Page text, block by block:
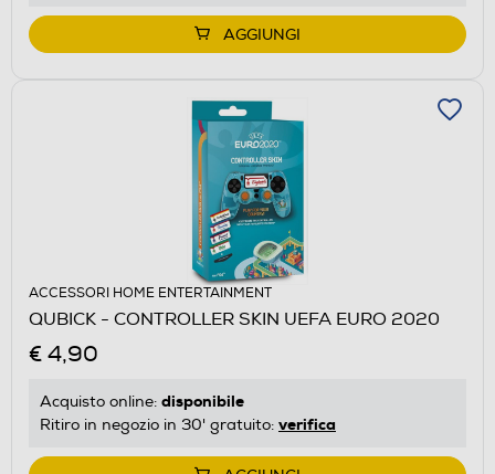
AGGIUNGI
ACCESSORI HOME ENTERTAINMENT
QUBICK - CONTROLLER SKIN UEFA EURO 2020
€ 4,90
Acquisto online: disponibile
Ritiro in negozio in 30' gratuito: verifica